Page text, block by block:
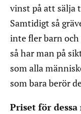
vinst på att sälja
Samtidigt så
inte fler barn
så har man på
som alla
som bara berör
Priset för dessa